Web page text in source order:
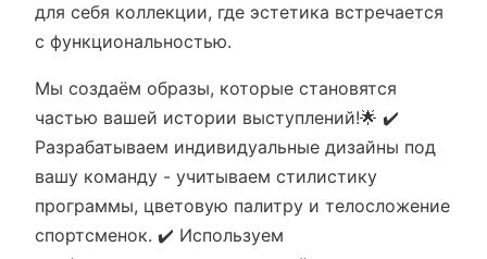
для себя коллекции, где эстетика встречается
с функциональностью.
Мы создаём образы, которые становятся
частью вашей истории выступлений!🌟 ✔️
Разрабатываем индивидуальные дизайны под
вашу команду - учитываем стилистику
программы, цветовую палитру и телосложение
спортсменок. ✔️ Используем